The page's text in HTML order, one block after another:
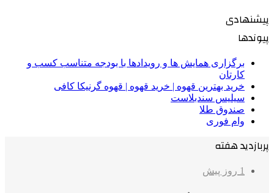
پیشنهادی
پیوندها
برگزاری همایش ها و رویدادها با بودجه متناسب کسب و
کارتان
خرید بهترین قهوه | خرید قهوه | قهوه گرنیکا کافی
سیلیس سندبلاست
صندوق طلا
وام فوری
پربازدید هفته
1 روز پیش